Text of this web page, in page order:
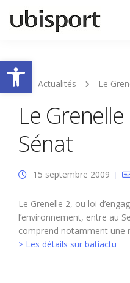
Ouvrir la
Actualités Le
Le
Sénat
15 septembre 2009
Le Grenelle 2, ou loi
l’environnement, entre au
comprend notamment une
> Les détails sur batiactu